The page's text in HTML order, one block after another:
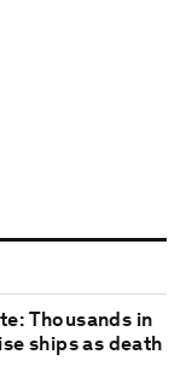
Thousands in
ships as death